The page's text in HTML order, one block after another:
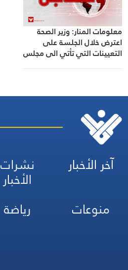
معلومات المنار: وزير الصحة
اعترض خلال الجلسة على
التعيينات التي تأتي الى مجلس
للدراسة
آخر الأخبار نشرات
الأخبار
منوعات
رياضة